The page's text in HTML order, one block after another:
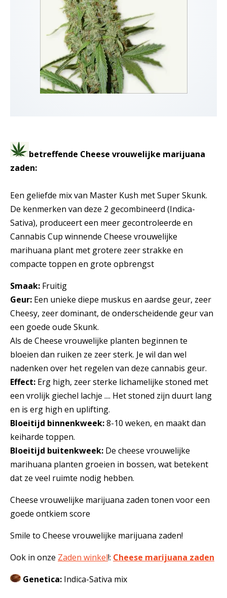
betreffende Cheese vrouwelijke marijuana
zaden:
Een geliefde mix van Master Kush met Super Skunk.
De kenmerken van deze 2 gecombineerd (Indica-
Sativa), produceert een meer gecontroleerde en
Cannabis Cup winnende Cheese vrouwelijke
marihuana plant met grotere zeer strakke en
compacte toppen en grote opbrengst
Smaak: Fruitig
Geur: Een unieke diepe muskus en aardse geur, zeer
Cheesy, zeer dominant, de onderscheidende geur van
een goede oude Skunk.
Als de Cheese vrouwelijke planten beginnen te
bloeien dan ruiken ze zeer sterk. Je wil dan wel
nadenken over het regelen van deze cannabis geur.
Effect: Erg high, zeer sterke lichamelijke stoned met
een vrolijk giechel lachje .... Het stoned zijn duurt lang
en is erg high en uplifting.
Bloeitijd binnenkweek:8-10 weken, en maakt dan
keiharde toppen.
Bloeitijd buitenkweek: De cheese vrouwelijke
marihuana planten groeien in bossen, wat betekent
dat ze veel ruimte nodig hebben.
Cheese vrouwelijke marijuana zaden tonen voor een
goede ontkiem score
Smile to Cheese vrouwelijke marijuana zaden!
Ook in onze Zaden winkel!: Cheese marijuana zaden
Genetica: Indica-Sativa mix